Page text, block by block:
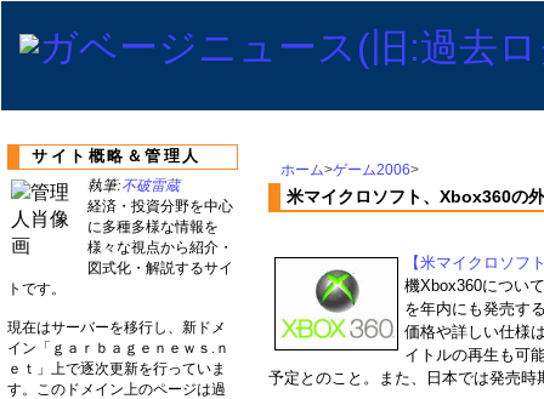
ホーム>ゲーム2006>
米マイクロソフト、Xbox360の
【米マイクロソフ
機Xbox360につい
を年内にも発売す
価格や詳しい仕様
イトルの再生も可
予定とのこと。また、日本では発売
サイト概略＆管理人
執筆:不破雷蔵
経済・投資分野を中心
に多種多様な情報を
様々な視点から紹介・
図式化・解説するサイ
トです。
現在はサーバーを移行し、新ドメ
イン「ｇａｒｂａｇｅｎｅｗｓ.ｎ
ｅｔ」上で逐次更新を行っていま
す。このドメイン上のページは過